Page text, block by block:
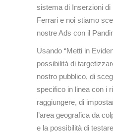
sistema di Inserzioni di
Ferrari e noi stiamo
nostre Ads con il
Usando “Metti in
possibilità di
nostro pubblico, di
specifico in linea con i
raggiungere, di
l’area geografica da
e la possibilità di